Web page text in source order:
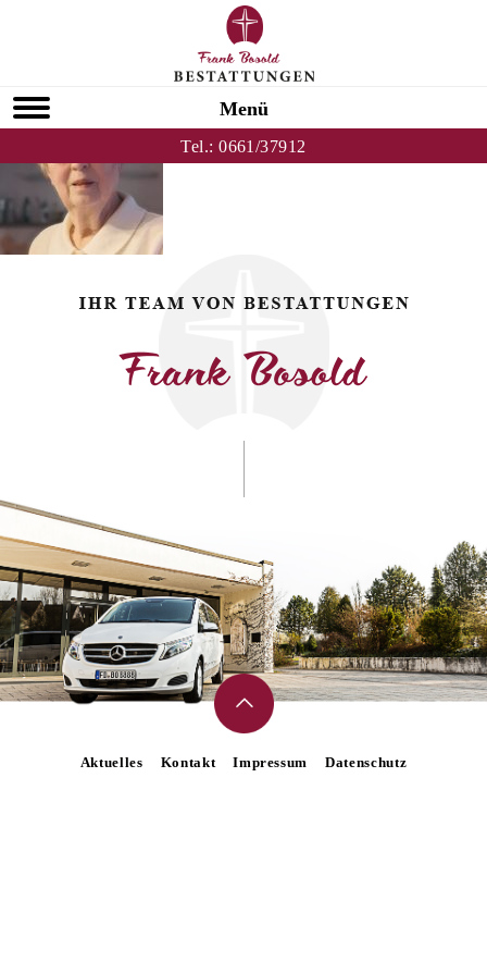
Menü
Tel.:0661/37912
HOMEPAGE
Aktuelles Kontakt Impressum Datenschutz